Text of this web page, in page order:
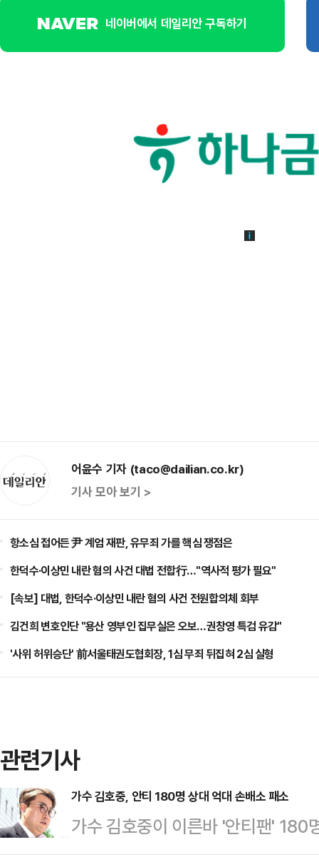
네이버에서 데일리안 구독하기
어윤수 기자 (taco@dailian.co.kr)
기사 모아 보기 >
항소심 접어든 尹 계엄 재판, 유무죄 가를 핵심 쟁점은
한덕수·이상민 내란 혐의 사건 대법 전합行…"역사적 평가 필요"
[속보] 대법, 한덕수·이상민 내란 혐의 사건 전원합의체 회부
김건희 변호인단 "용산 영부인 집무실은 오보…권창영 특검 유감"
'사위 허위승단' 前서울태권도협회장, 1심 무죄 뒤집혀 2심 실형
관련기사
가수 김호중, 안티 180명 상대 억대 손배소 패소
가수 김호중이 이른바 '안티팬' 180
서 패소했다.서울중앙지법 민사45